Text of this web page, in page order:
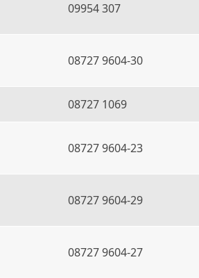
09954 307
08727 9604-30
08727 1069
08727 9604-23
08727 9604-29
08727 9604-27